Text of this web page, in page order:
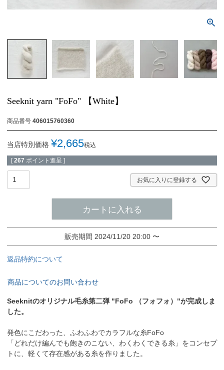
Seeknit yarn "FoFo" 【White】
商品番号 406015760360
当店特別価格 ¥2,665税込
[ 267 ポイント進呈 ]
お気に入りに登録する
カートに入れる
販売期間 2024/11/20 20:00 〜
返品特約について
商品についてのお問い合わせ
Seeknitのオリジナル毛糸第二弾 "FoFo （フォフォ）"が完成しま
した。
発色にこだわった、ふわふわでカラフルな糸FoFo
「どれだけ編んでも飽きのこない、わくわくできる糸」をコンセプ
トに、軽くて存在感がある糸を作りました。